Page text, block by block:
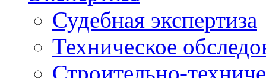
Судебная экспертиза
Техническое
Строительно-